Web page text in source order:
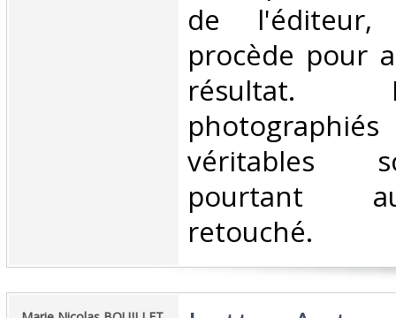
de
procède pour
résultat.
véritables
pourtant
retouché.‎